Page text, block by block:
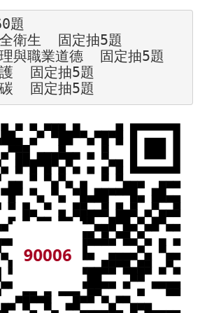
題
衛生
  固定抽5題
與職業道德  固定抽5題
固定抽5題
固定抽5題